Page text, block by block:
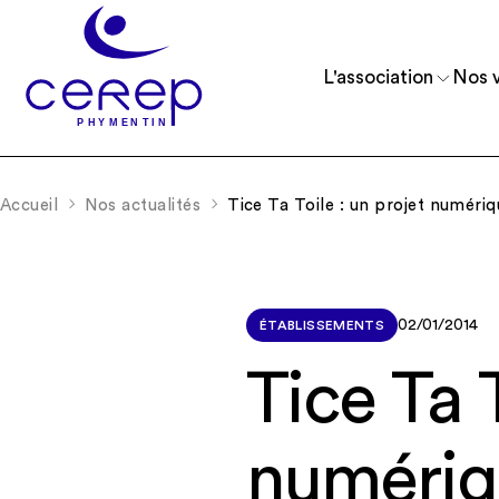
L'association
Reconnue d’utilité publique depuis 1975,
Nos
Accueillir et accompagner des enfants,
Accueil Nos actualités Tice Ta Toile : un projet
ÉTABLISSEMENTS 02/01/2014
Tice Ta